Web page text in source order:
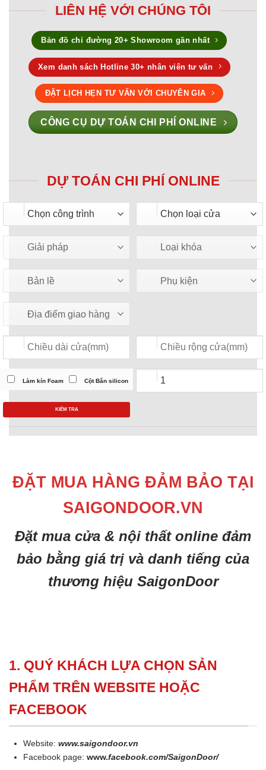
LIÊN HỆ VỚI CHÚNG TÔI
Bản đồ chỉ đường 20+ Showroom gần nhất
Xem danh sách Hotline 30+ nhân viên tư vấn
ĐẶT LỊCH HẸN TƯ VẤN VỚI CHUYÊN GIA
CÔNG CỤ DỰ TOÁN CHI PHÍ ONLINE
DỰ TOÁN CHI PHÍ ONLINE
Làm kín Foam Cột Bắn silicon
KIỂM TRA
ĐẶT MUA HÀNG ĐẢM BẢO TẠI
SAIGONDOOR.VN
Đặt mua cửa & nội thất online đảm
bảo bằng giá trị và danh tiếng của
thương hiệu SaigonDoor
1. QUÝ KHÁCH LỰA CHỌN SẢN
PHẨM TRÊN WEBSITE HOẶC
FACEBOOK
Website:www.saigondoor.vn
Facebook page:www.facebook.com/SaigonDoor/